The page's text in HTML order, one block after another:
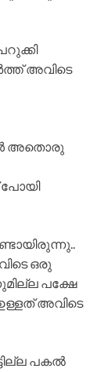
അവിടെ
അതൊരു
പോയി
ഒരു
പക്ഷേ
അവിടെ
പകൽ